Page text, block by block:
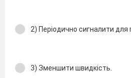
2) Періодично сигналити для
3) Зменшити швидкість.